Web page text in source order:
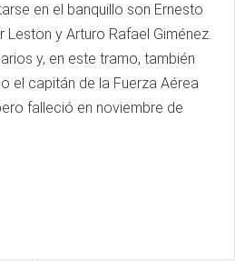
en el banquillo son Ernesto
Leston y Arturo Rafael Giménez.
y, en este tramo, también
el capitán de la Fuerza Aérea
falleció en noviembre de